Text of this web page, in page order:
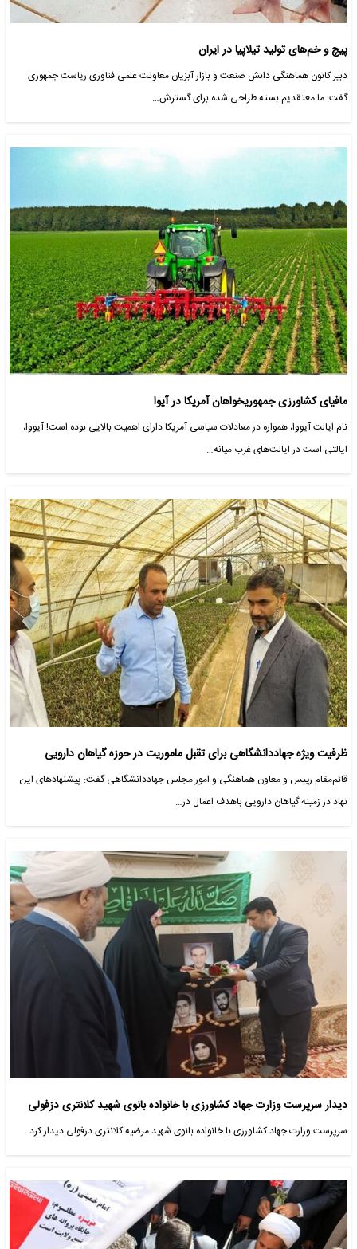
پیچ و خم‌های تولید تیلاپیا در ایران
دبیر کانون هماهنگی دانش صنعت و بازار آبزیان معاونت علمی فناوری ریاست جمهوری
گفت: ما معتقدیم بسته طراحی شده برای گسترش…
مافیای کشاورزی جمهوریخواهان آمریکا در آیوا
نام ایالت آیووا، همواره در معادلات سیاسی آمریکا دارای اهمیت بالایی بوده است! آیووا،
ایالتی است در ایالت‌های غرب میانه…
ظرفیت‌ ویژه جهاددانشگاهی برای تقبل ماموریت در حوزه گیاهان دارویی
قائم‌مقام رییس و معاون هماهنگی و امور مجلس جهاددانشگاهی گفت: پیشنهادهای این
نهاد در زمینه گیاهان دارویی باهدف اعمال در…
دیدار سرپرست وزارت جهاد کشاورزی با خانواده بانوی شهید کلانتری دزفولی
سرپرست وزارت جهاد کشاورزی با خانواده بانوی شهید مرضیه کلانتری دزفولی دیدار کرد